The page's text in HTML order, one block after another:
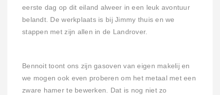
eerste dag op dit eiland alweer in een leuk avontuur
belandt. De werkplaats is bij Jimmy thuis en we
stappen met zijn allen in de Landrover.
Bennoit toont ons zijn gasoven van eigen makelij en
we mogen ook even proberen om het metaal met een
zware hamer te bewerken. Dat is nog niet zo